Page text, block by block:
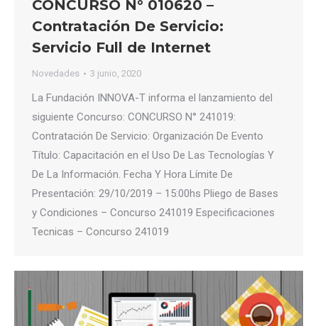
CONCURSO N° 010620 –
Contratación De Servicio:
Servicio Full de Internet
Novedades 3 junio, 2020
La Fundación INNOVA-T informa el lanzamiento del
siguiente Concurso: CONCURSO N° 241019:
Contratación De Servicio: Organización De Evento
Título: Capacitación en el Uso De Las Tecnologías Y
De La Información. Fecha Y Hora Límite De
Presentación: 29/10/2019 – 15:00hs Pliego de Bases
y Condiciones – Concurso 241019 Especificaciones
Tecnicas – Concurso 241019